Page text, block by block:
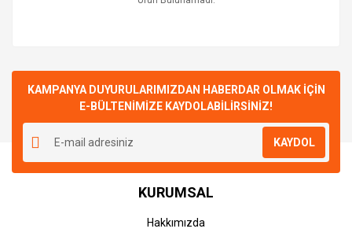
KAMPANYA DUYURULARIMIZDAN HABERDAR OLMAK İÇİN
E-BÜLTENİMİZE KAYDOLABİLİRSİNİZ!
KAYDOL
KURUMSAL
Hakkımızda